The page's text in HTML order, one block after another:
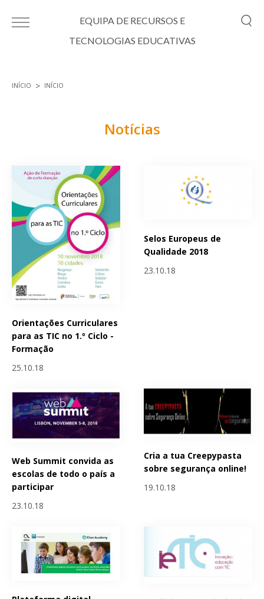
EQUIPA DE RECURSOS E
TECNOLOGIAS EDUCATIVAS
INÍCIO INÍCIO
Notícias
Orientações Curriculares
para as TIC no 1.º Ciclo -
Formação
25.10.18
Selos Europeus de
Qualidade 2018
23.10.18
Web Summit convida as
escolas de todo o país a
participar
23.10.18
Cria a tua Creepypasta
sobre segurança online!
19.10.18
Páginas